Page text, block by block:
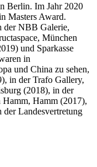
Berlin. Im Jahr 2020
Masters Award.
der NBB Galerie,
München
und Sparkasse
in
und China zu sehen,
in der Trafo Gallery,
(2018), in der
Hamm (2017),
Landesvertretung